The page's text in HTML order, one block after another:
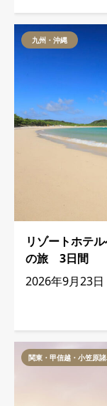
九州・沖縄
リゾートホテ
の旅 3日間
2026年9月23
関東・甲信越・小笠原